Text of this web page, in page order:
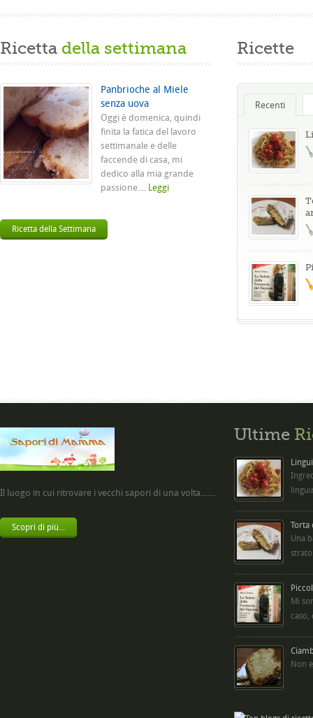
Ricetta della settimana
Panbrioche al Miele
senza uova
Oggi è domenica, quindi
finita la fatica del lavoro
settimanale e delle
faccende di casa, mi
dedico alla mia grande
passione.... Leggi
Ricetta della Settimana
Ricette
Recenti
Il luogo in cui ritrovare i vecchi sapori di una volta.......
Scopri di più...
Ultime
Torta
Una
Mi
caso,
Non